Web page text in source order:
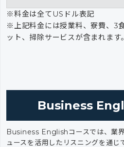
※料金は全てUSドル表記
※上記料金には授業料、寮費、3
ット、掃除サービスが含まれます。
Business
Business Englishコースでは、業
ュースを活用したリスニングを通じ